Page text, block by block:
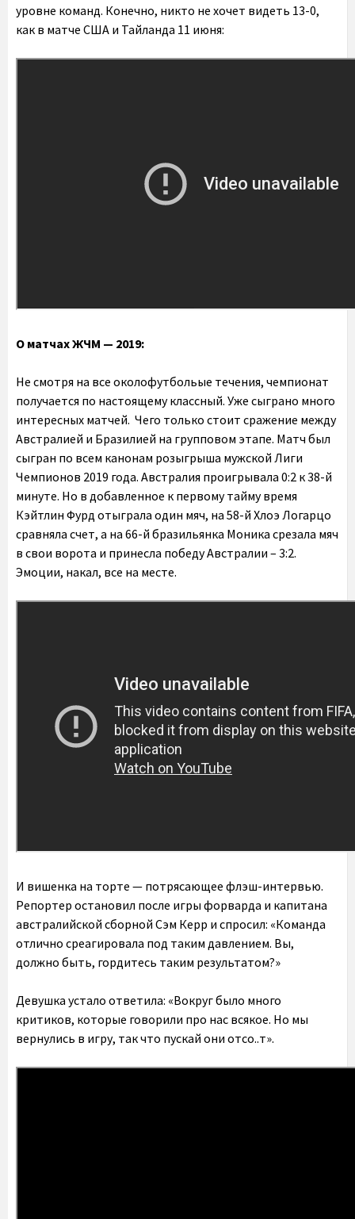
уровне команд. Конечно, никто не хочет видеть 13-0,
как в матче США и Тайланда 11 июня:
О матчах ЖЧМ — 2019:
Не смотря на все околофутбольые течения, чемпионат
получается по настоящему классный. Уже сыграно много
интересных матчей. Чего только стоит сражение между
Австралией и Бразилией на групповом этапе. Матч был
сыгран по всем канонам розыгрыша мужской Лиги
Чемпионов 2019 года. Австралия проигрывала 0:2 к 38-й
минуте. Но в добавленное к первому тайму время
Кэйтлин Фурд отыграла один мяч, на 58-й Хлоэ Логарцо
сравняла счет, а на 66-й бразильянка Моника срезала мяч
в свои ворота и принесла победу Австралии – 3:2.
Эмоции, накал, все на месте.
И вишенка на торте — потрясающее флэш-интервью.
Репортер остановил после игры форварда и капитана
австралийской сборной Сэм Керр и спросил: «Команда
отлично среагировала под таким давлением. Вы,
должно быть, гордитесь таким результатом?»
Девушка устало ответила: «Вокруг было много
критиков, которые говорили про нас всякое. Но мы
вернулись в игру, так что пускай они отсо..т».